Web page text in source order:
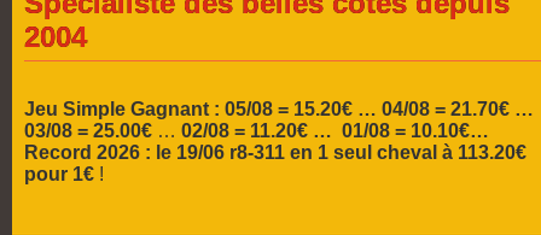
2004
Jeu Simple Gagnant : 05/08 = 15.20€ … 04/08 = 21.70€ …
03/08 = 25.00€ … 02/08 = 11.20€ … 01/08 = 10.10€…
Record 2026 : le 19/06 r8-311 en 1 seul cheval à 113.20€
pour 1€ !